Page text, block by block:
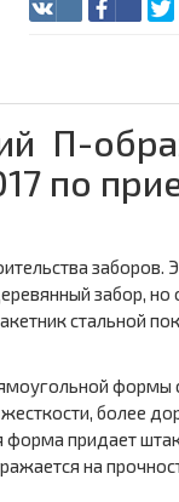
П-
по
забор,
стальной
формы
более
придает
на